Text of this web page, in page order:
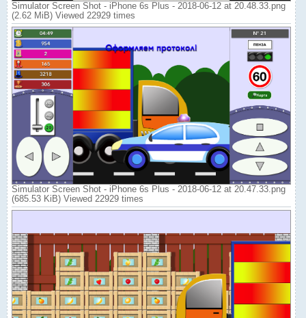
Simulator Screen Shot - iPhone 6s Plus - 2018-06-12 at 20.48.33.png
(2.62 MiB) Viewed 22929 times
Simulator Screen Shot - iPhone 6s Plus - 2018-06-12 at 20.47.33.png
(685.53 KiB) Viewed 22929 times